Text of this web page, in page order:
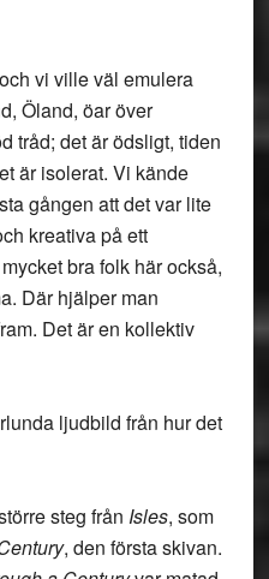
vi ville väl emulera
Öland, öar över
tråd; det är ödsligt, tiden
är isolerat. Vi kände
gången att det var lite
kreativa på ett
bra folk här också,
Där hjälper man
Det är en kollektiv
ljudbild från hur det
steg från Isles, som
, den första skivan.